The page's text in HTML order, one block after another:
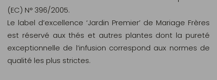
(EC) N° 396/2005.
Le label d’excellence ‘Jardin Premier’ de Mariage Frères
est réservé aux thés et autres plantes dont la pureté
exceptionnelle de l’infusion correspond aux normes de
qualité les plus strictes.